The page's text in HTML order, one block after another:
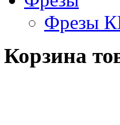
Фрезы
Корзина